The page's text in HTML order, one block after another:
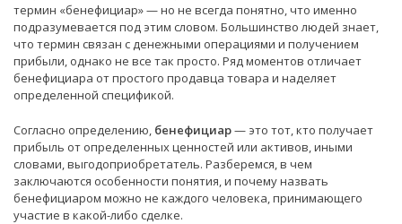
термин «бенефициар» — но не всегда понятно, что именно
подразумевается под этим словом. Большинство людей знает,
что термин связан с денежными операциями и получением
прибыли, однако не все так просто. Ряд моментов отличает
бенефициара от простого продавца товара и наделяет
определенной спецификой.
Согласно определению, бенефициар— это тот, кто получает
прибыль от определенных ценностей или активов, иными
словами, выгодоприобретатель. Разберемся, в чем
заключаются особенности понятия, и почему назвать
бенефициаром можно не каждого человека, принимающего
участие в какой-либо сделке.